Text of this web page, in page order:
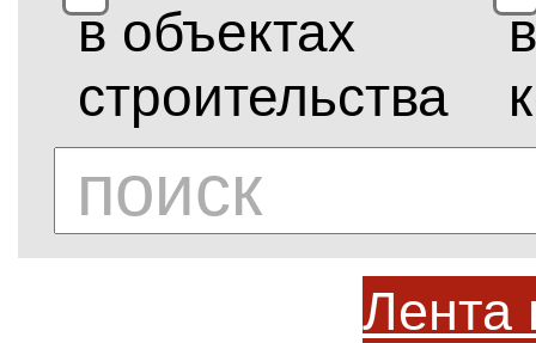
в объектах
строительства
в
Лента